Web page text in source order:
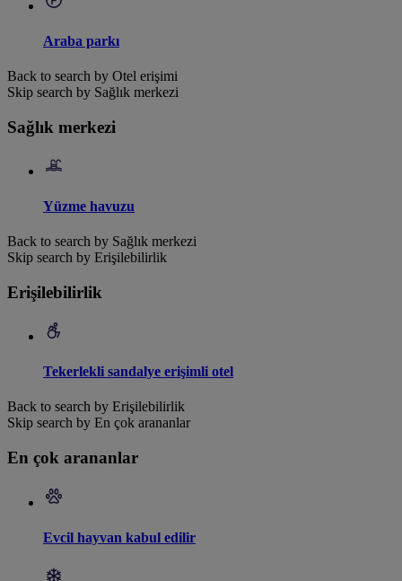
Araba parkı
Back to search by Otel erişimi
Skip search by Sağlık merkezi
Sağlık merkezi
Yüzme havuzu
Back to search by Sağlık merkezi
Skip search by Erişilebilirlik
Erişilebilirlik
Tekerlekli sandalye erişimli otel
Back to search by Erişilebilirlik
Skip search by En çok arananlar
En çok arananlar
Evcil hayvan kabul edilir